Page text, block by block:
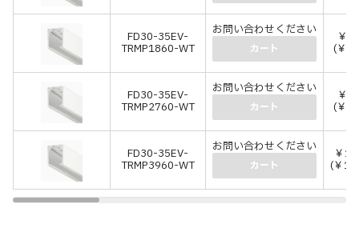
FD30-35EV-
TRMP1860-WT
お問い合わせください
カート
￥
(￥
FD30-35EV-
TRMP2760-WT
お問い合わせください
カート
￥
(￥
FD30-35EV-
TRMP3960-WT
お問い合わせください
カート
￥
(￥